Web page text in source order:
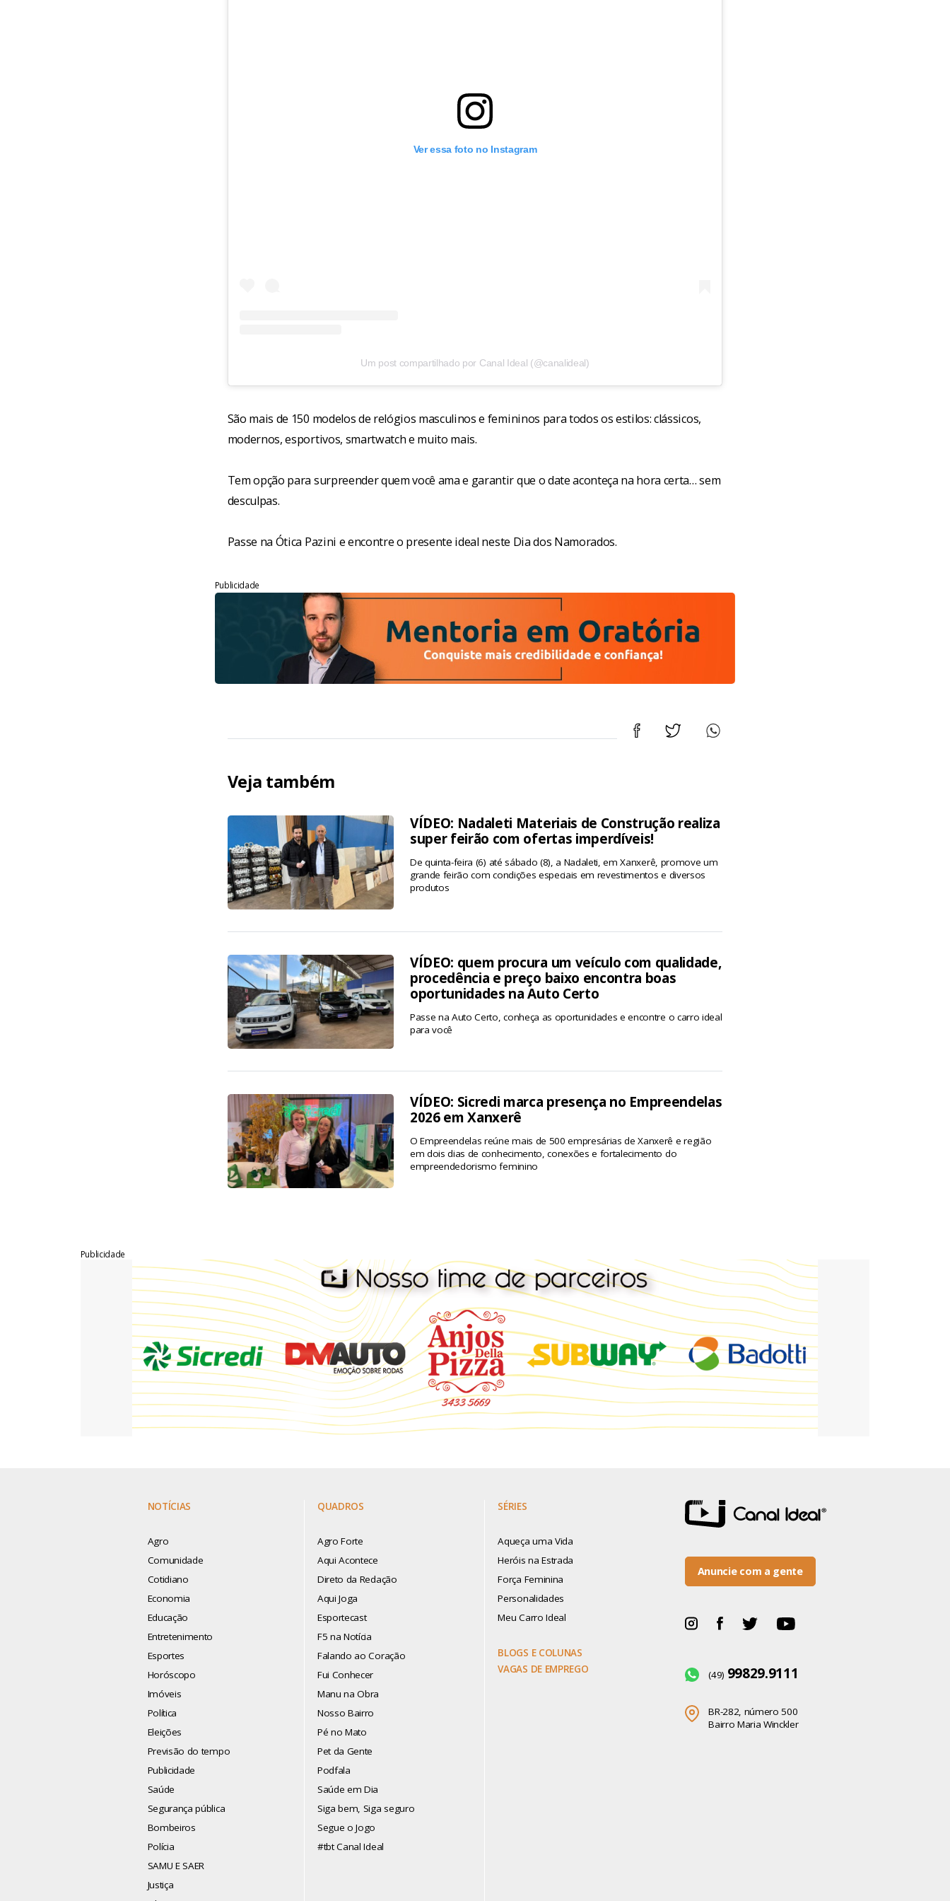
Ver essa foto no Instagram
Um post compartilhado por Canal Ideal (@canalideal)
São mais de 150 modelos de relógios masculinos e femininos para todos os estilos: clássicos,
modernos, esportivos, smartwatch e muito mais.
Tem opção para surpreender quem você ama e garantir que o date aconteça na hora certa… sem
desculpas.
Passe na Ótica Pazini e encontre o presente ideal neste Dia dos Namorados.
Publicidade
Veja também
VÍDEO: Nadaleti Materiais de Construção realiza
super feirão com ofertas imperdíveis!
De quinta-feira (6) até sábado (8), a Nadaleti, em Xanxerê, promove um
grande feirão com condições especiais em revestimentos e diversos
produtos
VÍDEO: quem procura um veículo com qualidade,
procedência e preço baixo encontra boas
oportunidades na Auto Certo
Passe na Auto Certo, conheça as oportunidades e encontre o carro ideal
para você
VÍDEO: Sicredi marca presença no Empreendelas
2026 em Xanxerê
O Empreendelas reúne mais de 500 empresárias de Xanxerê e região
em dois dias de conhecimento, conexões e fortalecimento do
empreendedorismo feminino
Publicidade
NOTÍCIAS
Agro
Comunidade
Cotidiano
Economia
Educação
Entretenimento
Esportes
Horóscopo
Imóveis
Política
Eleições
Previsão do tempo
Publicidade
Saúde
Segurança pública
Bombeiros
Polícia
SAMU E SAER
Justiça
QUADROS
Agro Forte
Aqui Acontece
Direto da Redação
Aqui Joga
Esportecast
F5 na Notícia
Falando ao Coração
Fui Conhecer
Manu na Obra
Nosso Bairro
Pé no Mato
Pet da Gente
Podfala
Saúde em Dia
Siga bem, Siga seguro
Segue o Jogo
#tbt Canal Ideal
SÉRIES
Aqueça uma Vida
Heróis na Estrada
Força Feminina
Personalidades
Meu Carro Ideal
BLOGS E COLUNAS
VAGAS DE EMPREGO
Anuncie com a gente
(49) 99829.9111
BR-282, número 500
Bairro Maria Winckler